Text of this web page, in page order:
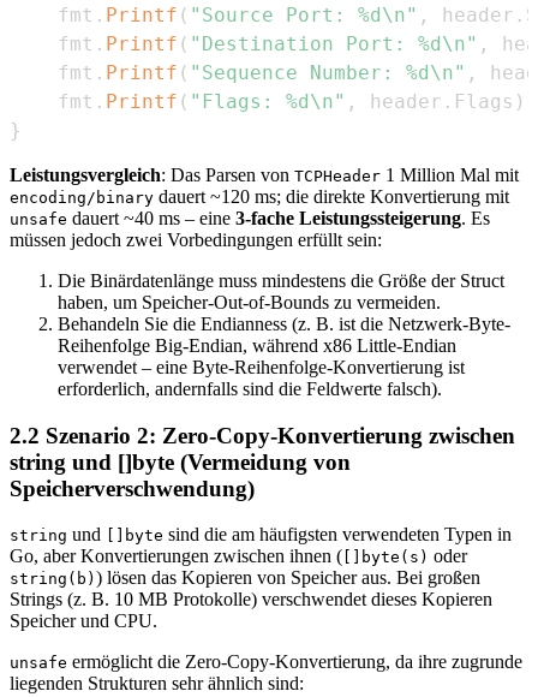
	fmt
. Printf ( "Source Port: %d\n" , header .
	fmt
. Printf ( "Destination Port: %d\n" ,
	fmt
. Printf ( "Sequence Number: %d\n" ,
	fmt
. Printf ( "Flags: %d\n" , header . Flags )
}
Leistungsvergleich: Das Parsen von TCPHeader 1 Million Mal mit
encoding/binary dauert ~120 ms; die direkte Konvertierung mit
unsafe dauert ~40 ms – eine 3-fache Leistungssteigerung. Es
müssen jedoch zwei Vorbedingungen erfüllt sein:
Die Binärdatenlänge muss mindestens die Größe der Struct
haben, um Speicher-Out-of-Bounds zu vermeiden.
Behandeln Sie die Endianness (z. B. ist die Netzwerk-Byte-
Reihenfolge Big-Endian, während x86 Little-Endian
verwendet – eine Byte-Reihenfolge-Konvertierung ist
erforderlich, andernfalls sind die Feldwerte falsch).
2.2 Szenario 2: Zero-Copy-Konvertierung zwischen
string und []byte (Vermeidung von
Speicherverschwendung)
string und []byte sind die am häufigsten verwendeten Typen in
Go, aber Konvertierungen zwischen ihnen ( []byte(s) oder
string(b) ) lösen das Kopieren von Speicher aus. Bei großen
Strings (z. B. 10 MB Protokolle) verschwendet dieses Kopieren
Speicher und CPU.
unsafe ermöglicht die Zero-Copy-Konvertierung, da ihre zugrunde
liegenden Strukturen sehr ähnlich sind: